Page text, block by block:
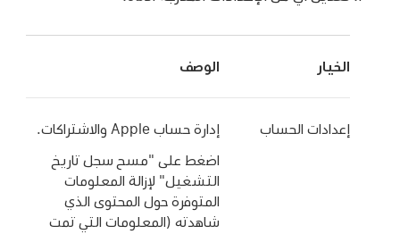
الخيار الوصف
إعدادات الحساب إدارة حساب Apple والاشتراكات.
اضغط على "مسح سجل تاريخ
التشغيل" لإزالة المعلومات
المتوفرة حول المحتوى الذي
شاهدته (المعلومات التي تمت